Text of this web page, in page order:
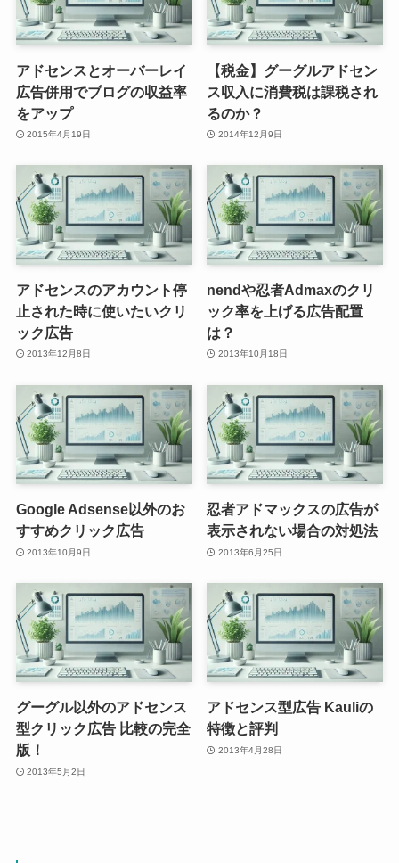
アドセンスとオーバーレイ
広告併用でブログの収益率
をアップ
2015年4月19日
【税金】グーグルアドセン
ス収入に消費税は課税され
るのか？
2014年12月9日
アドセンスのアカウント停
止された時に使いたいクリ
ック広告
2013年12月8日
nendや忍者Admaxのクリ
ック率を上げる広告配置
は？
2013年10月18日
Google Adsense以外のお
すすめクリック広告
2013年10月9日
忍者アドマックスの広告が
表示されない場合の対処法
2013年6月25日
グーグル以外のアドセンス
型クリック広告 比較の完全
版！
2013年5月2日
アドセンス型広告 Kauliの
特徴と評判
2013年4月28日